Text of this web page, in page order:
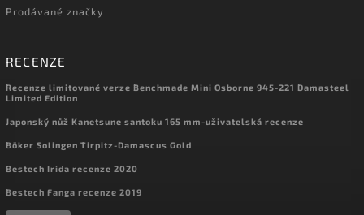
Prodávané značky
RECENZE
Recenze limitované verze Benchmade Mini Osborne 945-221 Damasteel
Limited Edition
Japonský nůž Kanetsune santoku 165 mm-uživatelská recenze
Böker Solingen Tirpitz-Damascus Gold
Bestech Irida recenze 2020
Bestech Fanga recenze 2019